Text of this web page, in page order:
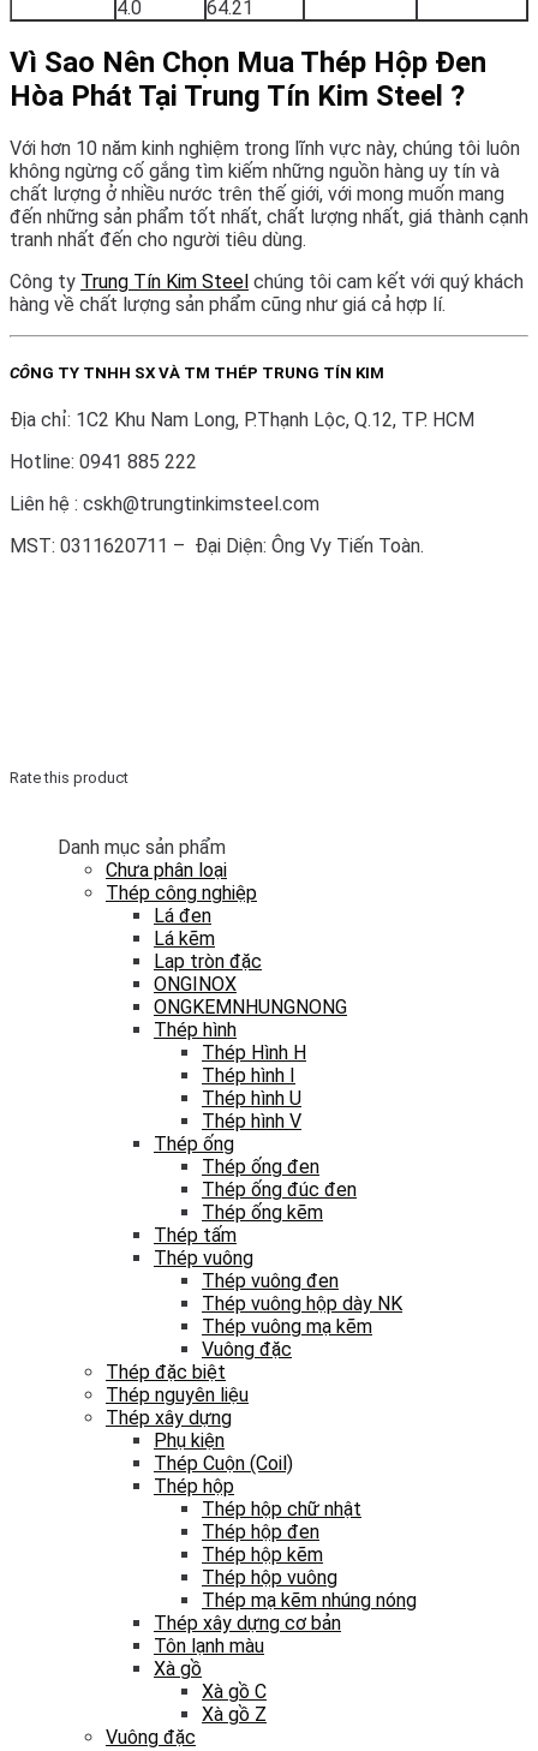
4.0 64.21
Vì Sao Nên Chọn Mua Thép Hộp Đen
Hòa Phát Tại Trung Tín Kim Steel ?
Với hơn 10 năm kinh nghiệm trong lĩnh vực này, chúng tôi luôn
không ngừng cố gắng tìm kiếm những nguồn hàng uy tín và
chất lượng ở nhiều nước trên thế giới, với mong muốn mang
đến những sản phẩm tốt nhất, chất lượng nhất, giá thành cạnh
tranh nhất đến cho người tiêu dùng.
Công ty Trung Tín Kim Steel chúng tôi cam kết với quý khách
hàng về chất lượng sản phẩm cũng như giá cả hợp lí.
CÔNG TY TNHH SX VÀ TM THÉP TRUNG TÍN KIM
Địa chỉ: 1C2 Khu Nam Long, P.Thạnh Lộc, Q.12, TP. HCM
Hotline: 0941 885 222
Liên hệ : cskh@trungtinkimsteel.com
MST: 0311620711 – Đại Diện: Ông Vy Tiến Toàn.
Rate this product
Danh mục sản phẩm
Chưa phân loại
Thép công nghiệp
Lá đen
Lá kẽm
Lap tròn đặc
ONGINOX
ONGKEMNHUNGNONG
Thép hình
Thép Hình H
Thép hình I
Thép hình U
Thép hình V
Thép ống
Thép ống đen
Thép ống đúc đen
Thép ống kẽm
Thép tấm
Thép vuông
Thép vuông đen
Thép vuông hộp dày NK
Thép vuông mạ kẽm
Vuông đặc
Thép đặc biệt
Thép nguyên liệu
Thép xây dựng
Phụ kiện
Thép Cuộn (Coil)
Thép hộp
Thép hộp chữ nhật
Thép hộp đen
Thép hộp kẽm
Thép hộp vuông
Thép mạ kẽm nhúng nóng
Thép xây dựng cơ bản
Tôn lạnh màu
Xà gồ
Xà gồ C
Xà gồ Z
Vuông đặc